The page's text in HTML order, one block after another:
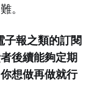
。
報之類的訂閱
後續能夠定期
想做再做就行